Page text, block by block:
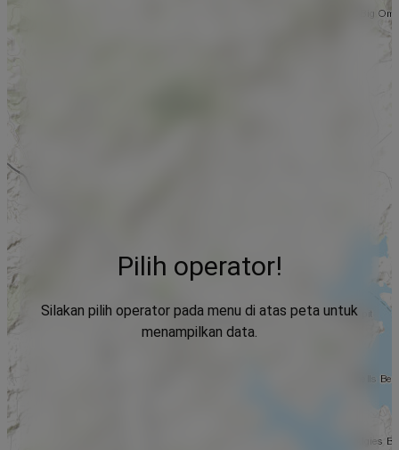
Pilih operator!
Silakan pilih operator pada menu di atas peta untuk
menampilkan data.